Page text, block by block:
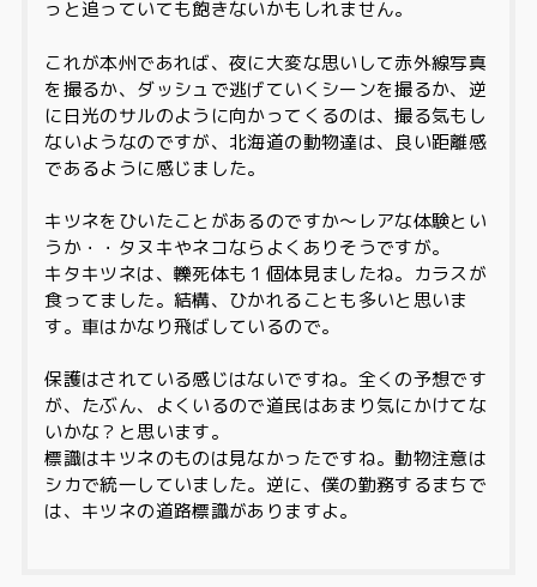
っと追っていても飽きないかもしれません。
これが本州であれば、夜に大変な思いして赤外線写真
を撮るか、ダッシュで逃げていくシーンを撮るか、逆
に日光のサルのように向かってくるのは、撮る気もし
ないようなのですが、北海道の動物達は、良い距離感
であるように感じました。
キツネをひいたことがあるのですか～レアな体験とい
うか・・タヌキやネコならよくありそうですが。
キタキツネは、轢死体も１個体見ましたね。カラスが
食ってました。結構、ひかれることも多いと思いま
す。車はかなり飛ばしているので。
保護はされている感じはないですね。全くの予想です
が、たぶん、よくいるので道民はあまり気にかけてな
いかな？と思います。
標識はキツネのものは見なかったですね。動物注意は
シカで統一していました。逆に、僕の勤務するまちで
は、キツネの道路標識がありますよ。